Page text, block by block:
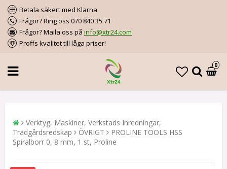
Betala säkert med Klarna
Frågor? Ring oss 070 840 35 71
Frågor? Maila oss på info@xtr24.com
Proffs kvalitet till låga priser!
0
Verktyg, Maskiner, Verkstads Inredningar,
Trädgårdsredskap
ÖVRIGT
PROLINE TOOLS HSS
Spiralborr 0, 8 mm, 1 st, Proline